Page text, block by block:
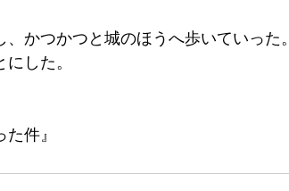
かつかつと城のほうへ歩いていった。
した。
件』